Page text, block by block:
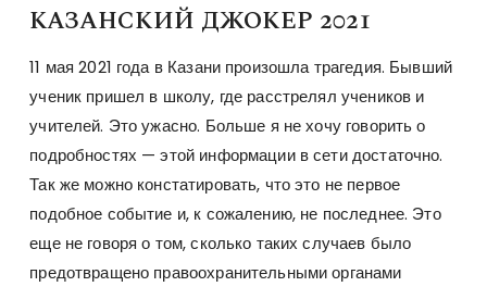
КАЗАНСКИЙ ДЖОКЕР 2021
11 мая 2021 года в Казани произошла трагедия. Бывший
ученик пришел в школу, где расстрелял учеников и
учителей. Это ужасно. Больше я не хочу говорить о
подробностях — этой информации в сети достаточно.
Так же можно констатировать, что это не первое
подобное событие и, к сожалению, не последнее. Это
еще не говоря о том, сколько таких случаев было
предотвращено правоохранительными органами